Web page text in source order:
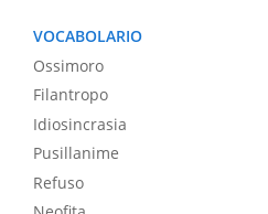
VOCABOLARIO
Ossimoro
Filantropo
Idiosincrasia
Pusillanime
Refuso